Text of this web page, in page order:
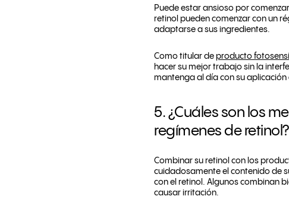
Puede estar ansioso por
retinol pueden comenzar con un
adaptarse a sus ingredientes.
Como titular de producto
hacer su mejor trabajo sin la
mantenga al día con su aplicación
5. ¿Cuáles son los
regímenes de retinol?
Combinar su retinol con los
cuidadosamente el contenido de
con el retinol. Algunos combinan
causar irritación.